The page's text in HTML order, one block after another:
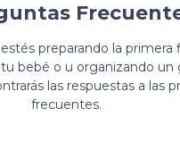
preparando la primera
bebé o u organizando un
las respuestas a las
frecuentes.